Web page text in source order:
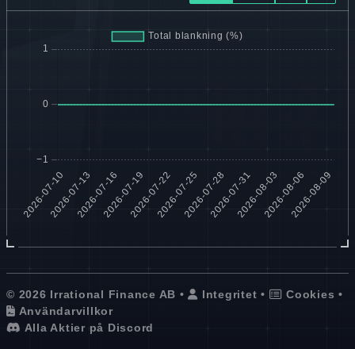
© 2026 Irrational Finance AB • Integritet • Cookies •
Användarvillkor
Alla Aktier på Discord